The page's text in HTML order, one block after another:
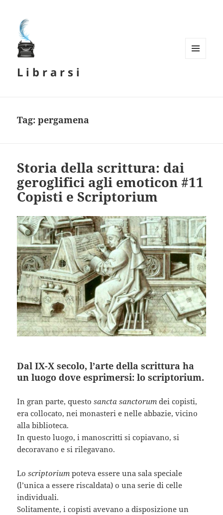
L i b r a r s i
Tag:pergamena
Storia della scrittura: dai
geroglifici agli emoticon #11
Copisti e Scriptorium
Dal IX-X secolo, l’arte della scrittura ha
un luogo dove esprimersi: lo scriptorium.
In gran parte, questosancta sanctorum dei copisti,
era collocato, nei monasteri e nelle abbazie, vicino
alla biblioteca.
In questo luogo, i manoscritti si copiavano, si
decoravano e si rilegavano.
Loscriptorium poteva essere una sala speciale
(l’unica a essere riscaldata) o una serie di celle
individuali.
Solitamente, i copisti avevano a disposizione un